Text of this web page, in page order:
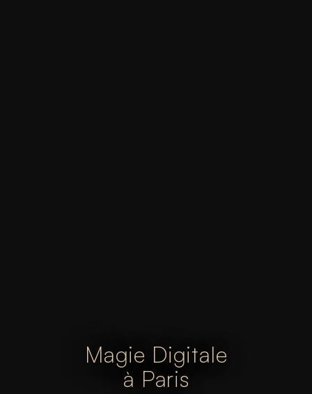
Magie Digitale
à Paris